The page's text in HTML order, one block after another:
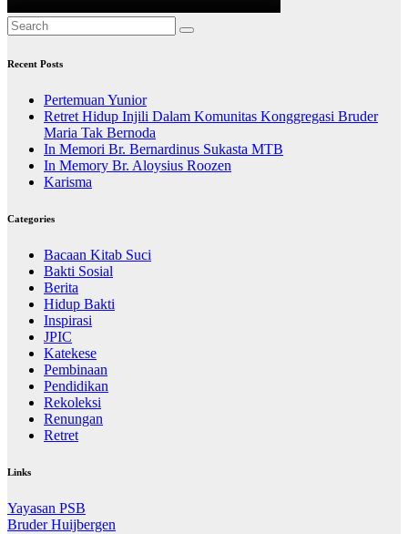
Recent Posts
Pertemuan Yunior
Retret Hidup Injili Dalam Komunitas Konggregasi Bruder
Maria Tak Bernoda
In Memori Br. Bernardinus Sukasta MTB
In Memory Br. Aloysius Roozen
Karisma
Categories
Bacaan Kitab Suci
Bakti Sosial
Berita
Hidup Bakti
Inspirasi
JPIC
Katekese
Pembinaan
Pendidikan
Rekoleksi
Renungan
Retret
Links
Yayasan PSB
Bruder Huijbergen